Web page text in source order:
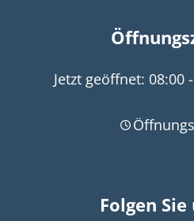
Klicken, um weitere
Jetzt geöffnet: 08:00 -
Folgen